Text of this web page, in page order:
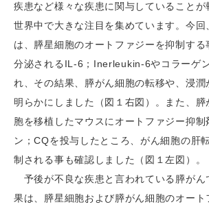
疾患など様々な疾患に関与していることが
世界中で大きな注目を集めています。今
は、膵星細胞のオートファジーを抑制する
分泌されるIL-6；Inerleukin-6やコラーゲ
れ、その結果、膵がん細胞の転移や、浸潤
明らかにしました（図１右図）。また、膵
胞を移植したマウスにオートファジー抑制
ン；CQを投与したところ、がん細胞の肝
制される事も確認しました（図１左図）。
予後が不良な疾患と言われている膵がん
果は、膵星細胞および膵がん細胞のオート